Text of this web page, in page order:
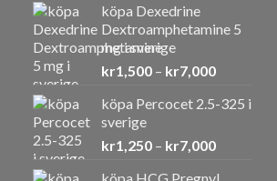
köpa Dexedrine
Dextroamphetamine 5
mg i sverige
kr1,500 – kr7,000
till
köpa Percocet 2.5-325 i
sverige
kr1,250 – kr7,000